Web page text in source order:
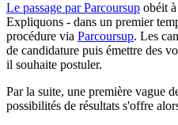
Le passage par Parcoursup obéit
Expliquons - dans un premier
procédure via Parcoursup. Les
de candidature puis émettre des
il souhaite postuler.
Par la suite, une première vague
possibilités de résultats s'offre